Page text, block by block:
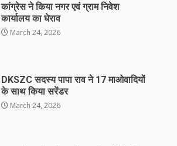
कांग्रेस ने किया नगर एवं ग्राम निवेश
कार्यालय का घेराव
March 24, 2026
DKSZC सदस्य पापा राव ने 17 माओवादियों
के साथ किया सरेंडर
March 24, 2026